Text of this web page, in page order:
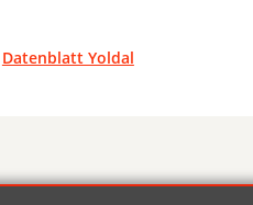
Datenblatt Yoldal